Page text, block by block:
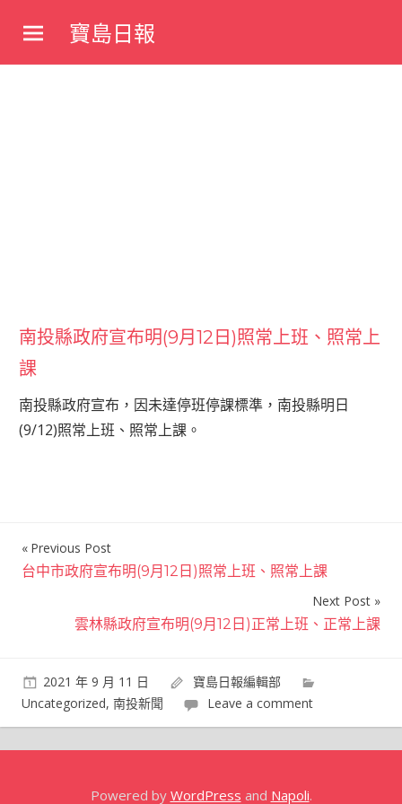
content
寶島日報
南投縣政府宣布明(9月12日)照常上班、照常上
課
南投縣政府宣布，因未達停班停課標準，南投縣明日
(9/12)照常上班、照常上課。
文
章
Previous Post
台中市政府宣布明(9月12日)照常上班、照常上課
Next Post
雲林縣政府宣布明(9月12日)正常上班、正常上課
2021 年 9 月 11 日
寶島日報編輯部
Uncategorized, 南投新聞 Leave a comment
Powered by WordPress and Napoli.